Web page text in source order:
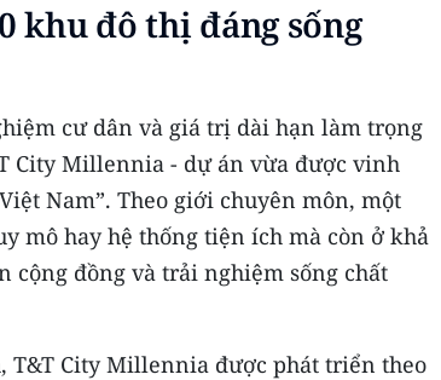
khu đô thị đáng sống
cư dân và giá trị dài hạn làm trọng
City Millennia - dự án vừa được vinh
Nam”. Theo giới chuyên môn, một
mô hay hệ thống tiện ích mà còn ở khả
cộng đồng và trải nghiệm sống chất
T&T City Millennia được phát triển theo